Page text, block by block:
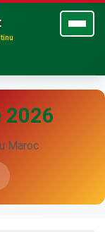
2026
Maroc